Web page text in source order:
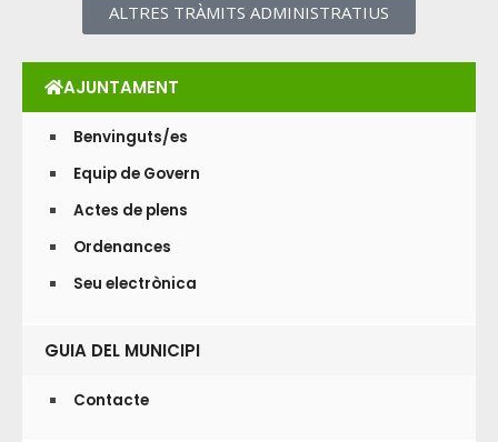
ALTRES TRÀMITS ADMINISTRATIUS
AJUNTAMENT
Benvinguts/es
Equip de Govern
Actes de plens
Ordenances
Seu electrònica
GUIA DEL MUNICIPI
Contacte